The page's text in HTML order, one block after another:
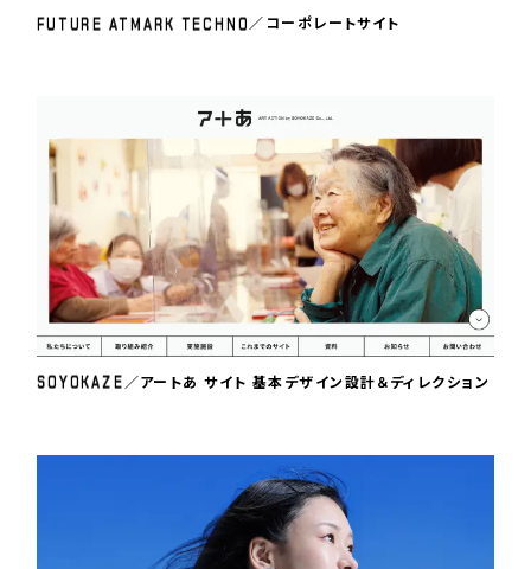
FUTURE ATMARK TECHNO／コーポレートサイト
SOYOKAZE／アートあ サイト 基本デザイン設計＆ディレクション